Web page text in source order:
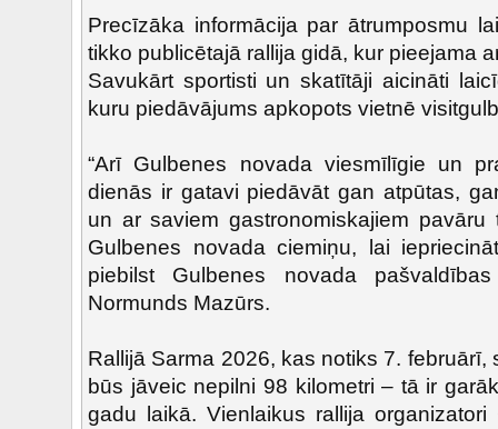
Precīzāka informācija par ātrumposmu
tikko publicētajā rallija gidā, kur pieejama
Savukārt sportisti un skatītāji aicināti
kuru piedāvājums apkopots vietnē
“Arī Gulbenes novada viesmīlīgie un
dienās ir gatavi piedāvāt gan atpūtas,
un ar saviem gastronomiskajiem pavāru
Gulbenes novada ciemiņu, lai
piebilst Gulbenes novada
Normunds Mazūrs.
Rallijā Sarma 2026, kas notiks 7. februārī,
būs jāveic nepilni 98 kilometri – tā ir
gadu laikā. Vienlaikus rallija